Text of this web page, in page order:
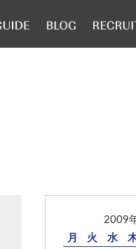
2009
月
火 水